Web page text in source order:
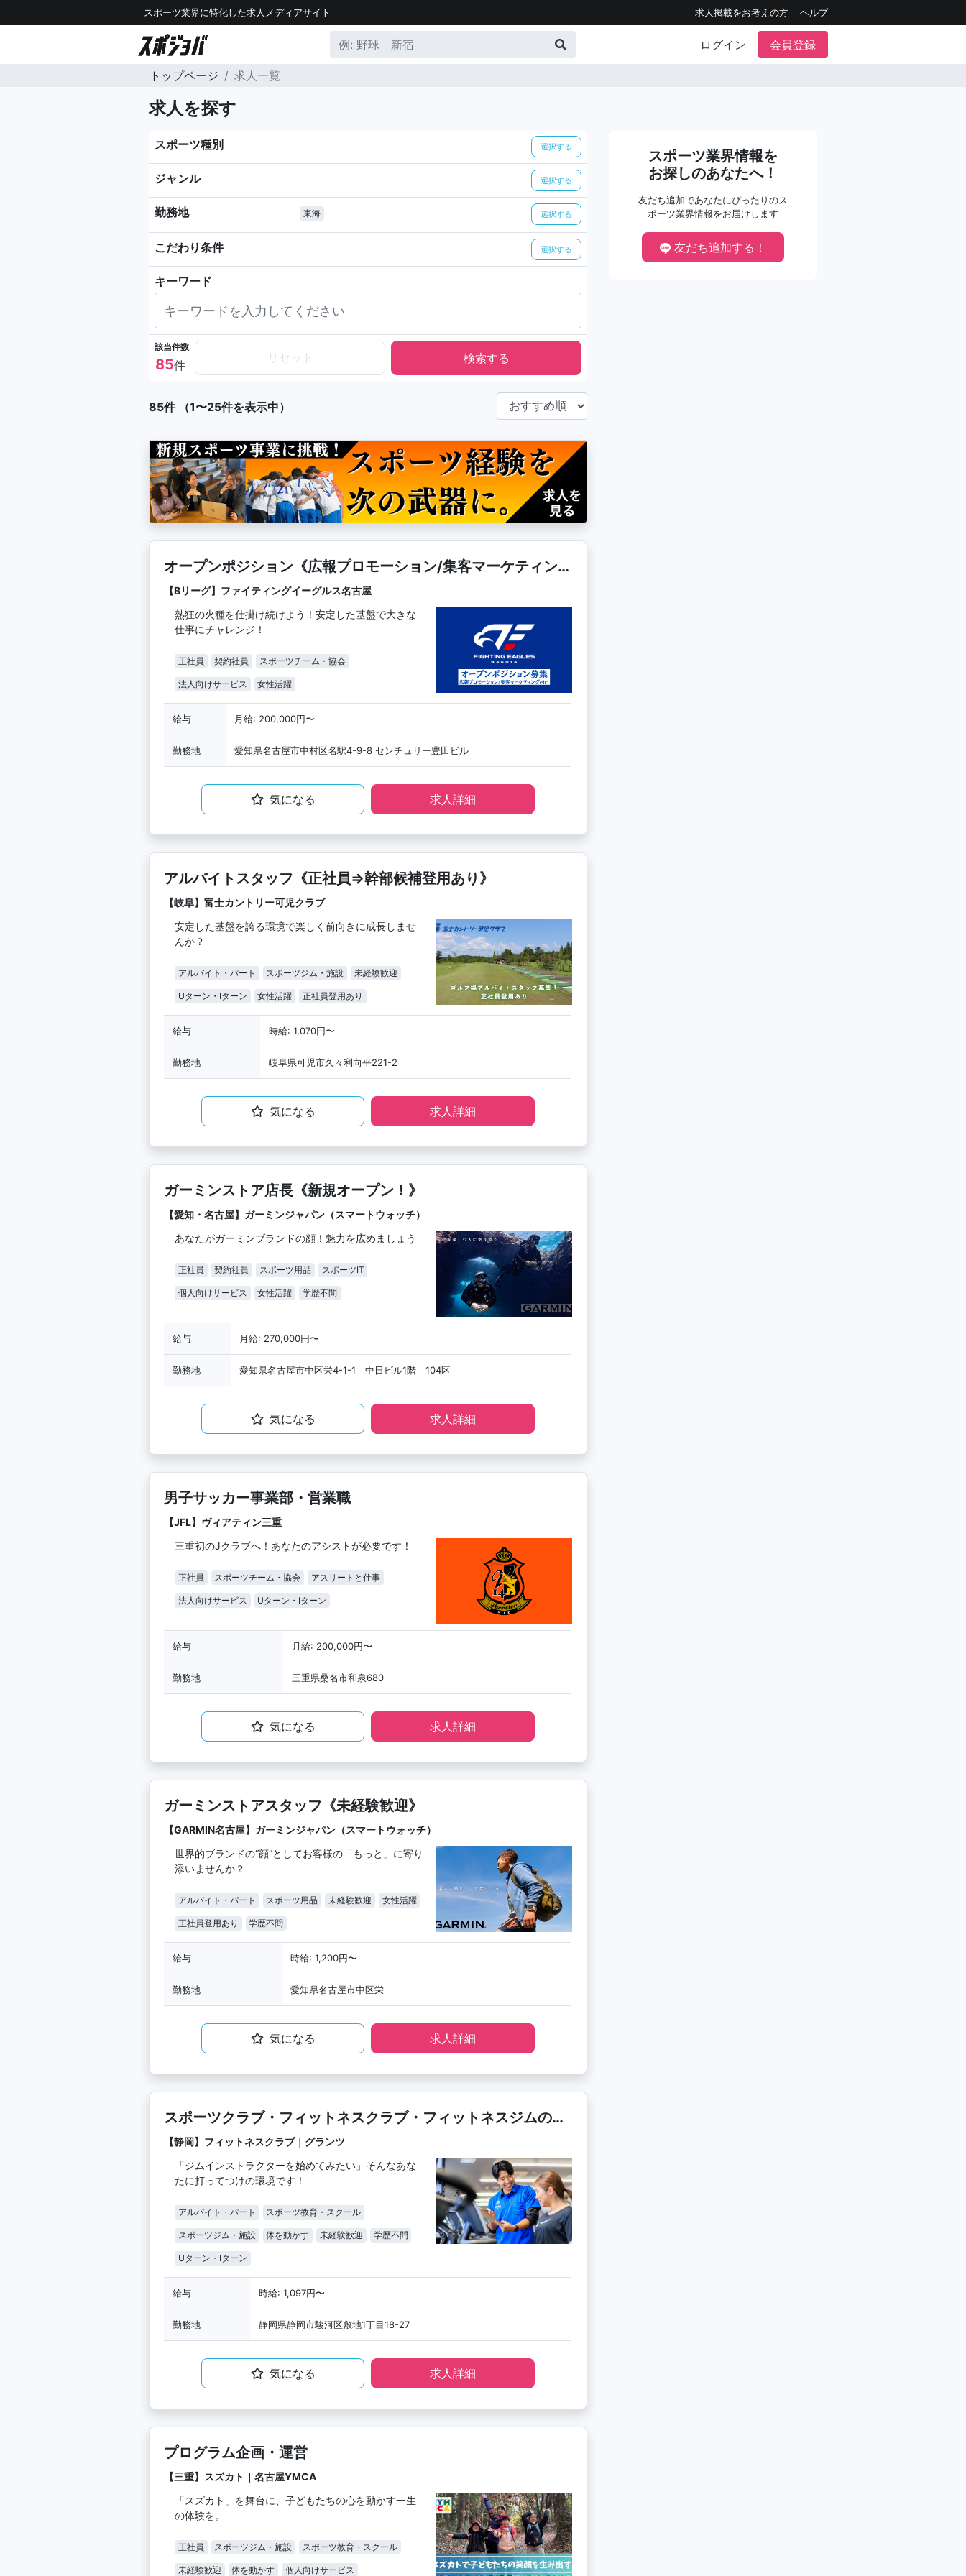
スポーツ業界に特化した求人メディアサイト 求人掲載をお考えの方 ヘルプ
ログイン 会員登録
トップページ 求人一覧
求人を探す
スポーツ種別 選択する
ジャンル 選択する
勤務地 東海 選択する
こだわり条件 選択する
キーワード
該当件数
85件
リセット
85件 （1〜25件を表示中）
オープンポジション《広報プロモーション/集客マーケティング
etc.》
【Bリーグ】ファイティングイーグルス名古屋
熱狂の火種を仕掛け続けよう！安定した基盤で大きな
仕事にチャレンジ！
正社員 契約社員 スポーツチーム・協会
法人向けサービス 女性活躍
給与 月給: 200,000円〜
勤務地 愛知県名古屋市中村区名駅4-9-8 センチュリー豊田ビル
気になる 求人詳細
アルバイトスタッフ《正社員⇒幹部候補登用あり》
【岐阜】富士カントリー可児クラブ
安定した基盤を誇る環境で楽しく前向きに成長しませ
んか？
アルバイト・パート スポーツジム・施設 未経験歓迎
Uターン・Iターン 女性活躍 正社員登用あり
給与 時給: 1,070円〜
勤務地 岐阜県可児市久々利向平221-2
気になる 求人詳細
ガーミンストア店長《新規オープン！》
【愛知・名古屋】ガーミンジャパン（スマートウォッチ）
あなたがガーミンブランドの顔！魅力を広めましょう
正社員 契約社員 スポーツ用品 スポーツIT
個人向けサービス 女性活躍 学歴不問
給与 月給: 270,000円〜
勤務地 愛知県名古屋市中区栄4-1-1 中日ビル1階 104区
気になる 求人詳細
男子サッカー事業部・営業職
【JFL】ヴィアティン三重
三重初のJクラブへ！あなたのアシストが必要です！
正社員 スポーツチーム・協会 アスリートと仕事
法人向けサービス Uターン・Iターン
給与 月給: 200,000円〜
勤務地 三重県桑名市和泉680
気になる 求人詳細
ガーミンストアスタッフ《未経験歓迎》
【GARMIN名古屋】ガーミンジャパン（スマートウォッチ）
世界的ブランドの“顔”としてお客様の「もっと」に寄り
添いませんか？
アルバイト・パート スポーツ用品 未経験歓迎 女性活躍
正社員登用あり 学歴不問
給与 時給: 1,200円〜
勤務地 愛知県名古屋市中区栄
気になる 求人詳細
スポーツクラブ・フィットネスクラブ・フィットネスジムのス
タッフ《未経験歓迎！》
【静岡】フィットネスクラブ｜グランツ
「ジムインストラクターを始めてみたい」そんなあな
たに打ってつけの環境です！
アルバイト・パート スポーツ教育・スクール
スポーツジム・施設 体を動かす 未経験歓迎 学歴不問
Uターン・Iターン
給与 時給: 1,097円〜
勤務地 静岡県静岡市駿河区敷地1丁目18-27
気になる 求人詳細
プログラム企画・運営
【三重】スズカト｜名古屋YMCA
「スズカト」を舞台に、子どもたちの心を動かす一生
の体験を。
正社員 スポーツジム・施設 スポーツ教育・スクール
未経験歓迎 体を動かす 個人向けサービス
スポーツ業界情報を
お探しのあなたへ！
友だち追加であなたにぴったりのス
ポーツ業界情報をお届けします
友だち追加する！